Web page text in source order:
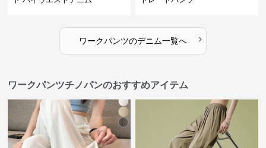
ワークパンツのデニム一覧へ ›
ワークパンツチノパンのおすすめアイテム